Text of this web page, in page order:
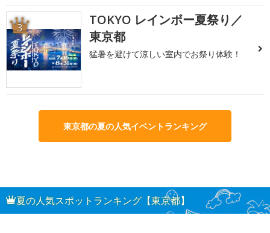
3
TOKYO レインボー夏祭り／
東京都
猛暑を避けて涼しい室内でお祭り体験！
東京都の夏の人気イベントランキング
夏の人気スポットランキング【東京都】